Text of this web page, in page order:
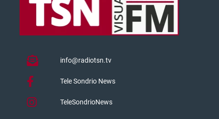
info@radiotsn.tv
Tele Sondrio News
TeleSondrioNews